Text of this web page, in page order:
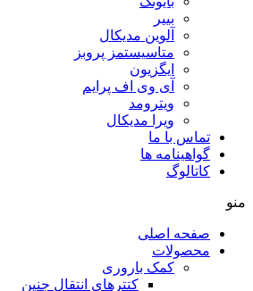
بییر
آلوین مدیکال
متاسیستمز پروبز
ایگزیون
آی وی اف پرایم
ویترومد
ویرا مدیکال
تماس با ما
گواهینامه ها
کاتالوگ
منو
صفحه اصلی
محصولات
کمک باروری
کتترهای انتقال جنین